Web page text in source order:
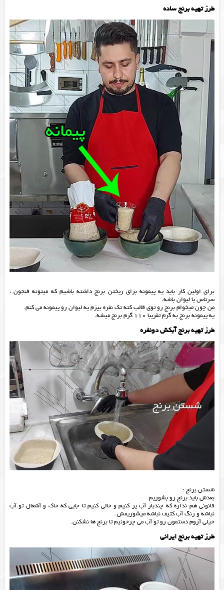
طرز تهیه برنج ساده
برای اولین کار باید یه پیمونه برای ریختن برنج داشته باشیم که میتونه فنجون ،
سرتاس یا لیوان باشه.
من چون میخوام برنج رو توی قالب کته تک نفره بپزم یه لیوان رو پیمونه می کنم.
یه پیمونه برنج به گرم تقریبا 110 گرم برنج میشه.
طرز تهیه برنج آبکش دونفره
شستن برنج :
بعدش باید برنج رو بشوریم.
قانونی هم نداره که چندبار آب پر کنیم و خالی کنیم تا جایی که خاک و آشغال تو آب
نباشه و رنگ آب کثیف نباشه میشوریمش.
خیلی آروم دستمون رو تو آب می چرخونیم تا برنج ها نشکنن.
طرز تهیه برنج ایرانی